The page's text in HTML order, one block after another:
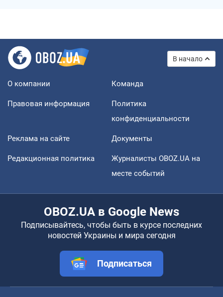
В начало
О компании Команда
Правовая информация
Политика
конфиденциальности
Реклама на сайте Документы
Редакционная политика
Журналисты OBOZ.UA на
месте событий
OBOZ.UA в Google News
Подписывайтесь, чтобы быть в курсе последних
новостей Украины и мира сегодня
Подписаться